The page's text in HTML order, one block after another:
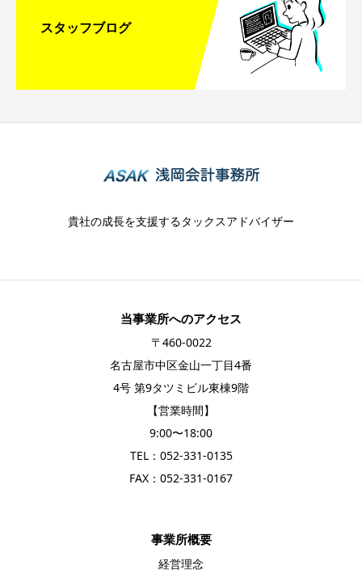
スタッフブログ
貴社の成長を支援するタックスアドバイザー
当事業所へのアクセス
〒460-0022
名古屋市中区金山一丁目4番
4号 第9タツミビル東棟9階
【営業時間】
9:00〜18:00
TEL： 052-331-0135
FAX：052-331-0167
事業所概要
経営理念